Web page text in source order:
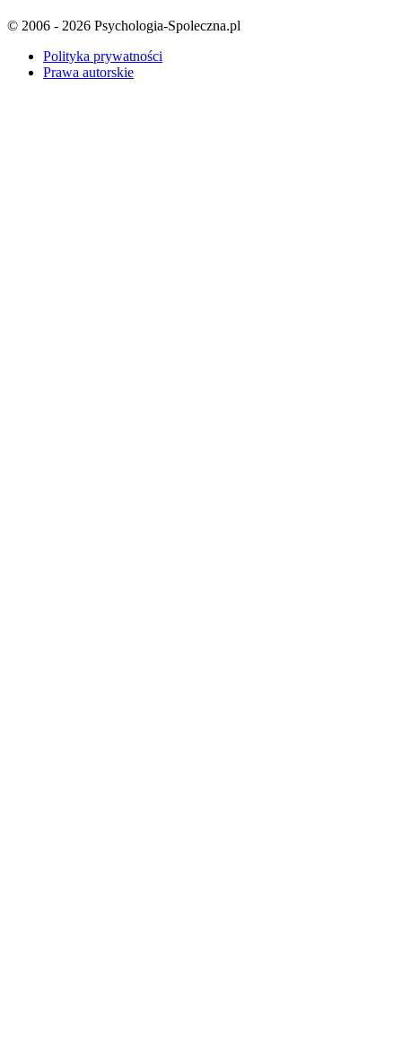
© 2006 - 2026 Psychologia-Spoleczna.pl
Polityka prywatności
Prawa autorskie